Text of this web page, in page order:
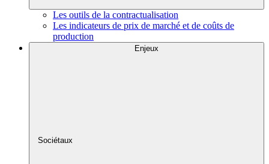
Les outils de la contractualisation
Les indicateurs de prix de marché et de coûts de
production
Enjeux
Sociétaux